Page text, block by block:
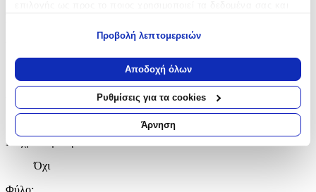
Να συλλέξουμε πληροφορίες σχετικά με τη γεωγραφική
σας τοποθεσία, οι οποίες μπορεί να είναι ακριβείς σε
απόσταση μερικών μέτρων
Να αναγνωρίσουμε τη συσκευή σας σαρώνοντας ενεργά
για συγκεκριμένα χαρακτηριστικά (δακτυλικό αποτύπωμα)
Μάθετε περισσότερα σχετικά με τον τρόπο επεξεργασίας των
προσωπικών σας δεδομένων και καθορίστε τις προτιμήσεις σας
στηνενότητα “Λεπτομέρειες”
Προβολή λεπτομερειών
Αποδοχή όλων
Ρυθμίσεις για τα cookies
Άρνηση
Δίχρωμη
Όχι
Επιχρυσωμένη
Όχι
Φύλο: